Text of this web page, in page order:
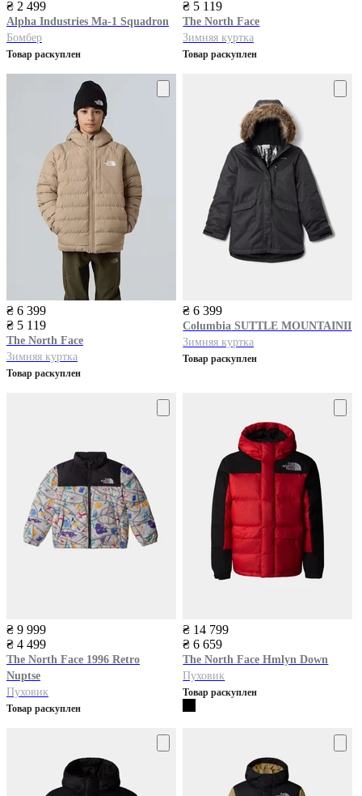
₴ 2 499
Alpha Industries Ma-1 Squadron
Бомбер
Товар раскуплен
₴ 5 119
The North Face
Зимняя куртка
Товар раскуплен
₴ 6 399
₴ 5 119
The North Face
Зимняя куртка
Товар раскуплен
₴ 6 399
Columbia SUTTLE MOUNTAINII
Зимняя куртка
Товар раскуплен
₴ 9 999
₴ 4 499
The North Face 1996 Retro
Nuptse
Пуховик
Товар раскуплен
₴ 14 799
₴ 6 659
The North Face Hmlyn Down
Пуховик
Товар раскуплен